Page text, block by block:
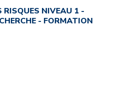
RISQUES NIVEAU 1 -
- FORMATION